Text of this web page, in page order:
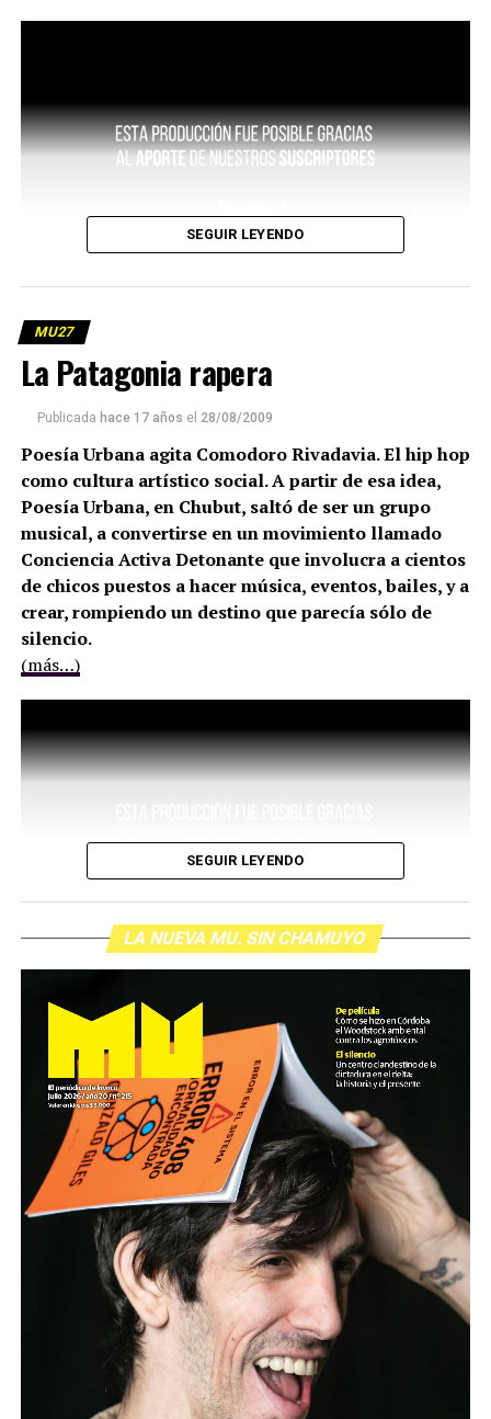
SEGUIR LEYENDO
MU27
La Patagonia rapera
Publicada hace 17 años el 28/08/2009
Poesía Urbana agita Comodoro Rivadavia. El hip hop
como cultura artístico social. A partir de esa idea,
Poesía Urbana, en Chubut, saltó de ser un grupo
musical, a convertirse en un movimiento llamado
Conciencia Activa Detonante que involucra a cientos
de chicos puestos a hacer música, eventos, bailes, y a
crear, rompiendo un destino que parecía sólo de
silencio.
(más…)
SEGUIR LEYENDO
LA NUEVA MU. SIN CHAMUYO